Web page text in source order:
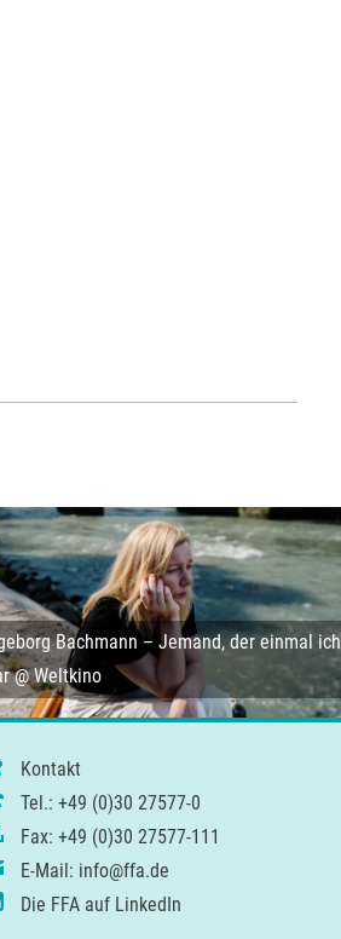
Bachmann – Jemand, der einmal ich
@ Weltkino
Kontakt
Tel.: +49 (0)30 27577-0
Fax: +49 (0)30 27577-111
E-Mail: info@ffa.de
Die FFA auf LinkedIn